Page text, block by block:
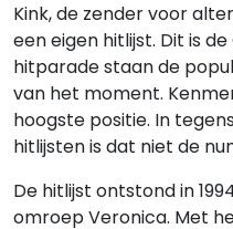
Kink, de zender voor
een eigen hitlijst. Dit is
hitparade staan de
van het moment.
hoogste positie. In
hitlijsten is dat niet de
De hitlijst ontstond in
omroep Veronica. Met